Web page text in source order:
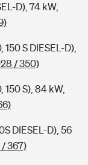
D), 74 kW,
S DIESEL-D),
/ 350)
150 S), 84 kW,
DIESEL-D), 56
367)